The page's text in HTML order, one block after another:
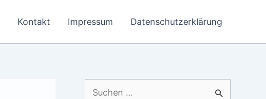
Kontakt Impressum Datenschutzerklärung
Suchen